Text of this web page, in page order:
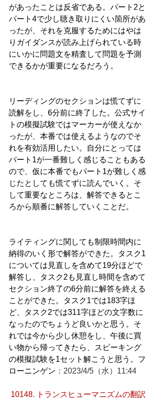
があったことは反省である。パート2と
パート4で少し聴き取りにくい箇所があ
ったが、それを克服するためにはやは
りガイダンスが読み上げられている時
にいかに問題文を精査して問題を予測
できるかが重要になるだろう。
リーディングのセクションは慌てずに
読解をし、6分前に終了した。公式サイ
トの模擬試験ではマーカーが使えなか
ったが、本番では使えるようなのでそ
れを有効活用したい。自分にとっては
パート1が一番難しく感じることもある
ので、仮に本番でもパート1が難しく感
じたとしても慌てずに読んでいく。そ
して重要なところは、解答できるとこ
ろから順番に解答していくことだ。
ライティングに関しても制限時間内に
納得のいく形で解答ができた。タスク1
については見直しを含めて19分ほどで
解答し、タスク2も見直し時間を含めて
セクション終了の6分前に解答を終える
ことができた。タスク1では183字ほ
ど、タスク2では311字ほどの文字数に
なったのでちょうど良いかと思う。そ
れでは今から少し休憩をし、午後に買
い物から帰ってきたら、スピーキング
の模擬試験を1セット解こうと思う。フ
ローニンゲン ：2023/4/5（水）11:44
10148. トランスヒューマニズムの翻訳